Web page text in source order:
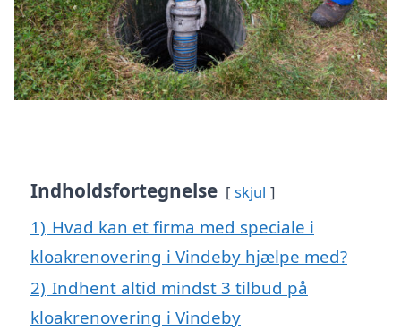
Indholdsfortegnelse skjul
1) Hvad kan et firma med speciale i
kloakrenovering i Vindeby hjælpe med?
2) Indhent altid mindst 3 tilbud på
kloakrenovering i Vindeby